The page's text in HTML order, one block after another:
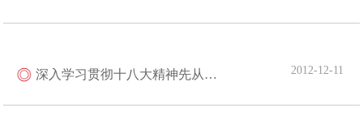
深入学习贯彻十八大精神先从宣传工作做起 2012-12-11